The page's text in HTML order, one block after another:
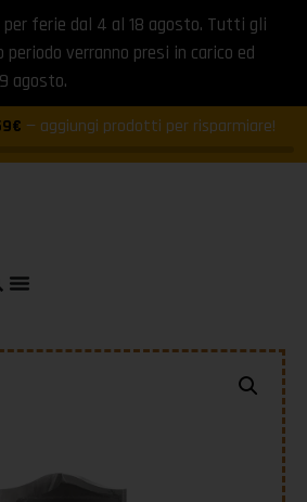
ferie dal 4 al 18 agosto. Tutti gli
verranno presi in carico ed
agosto.
— aggiungi prodotti per risparmiare!